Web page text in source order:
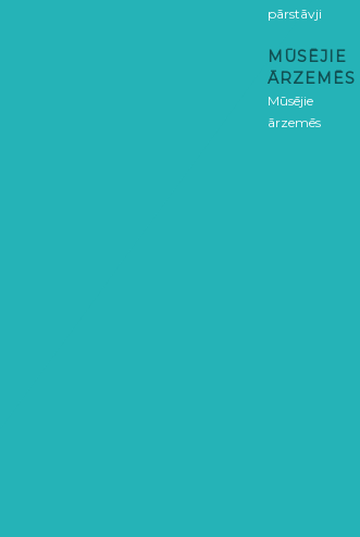
pārstāvji
MŪSĒJIE
ĀRZEMĒS
Mūsējie
ārzemēs